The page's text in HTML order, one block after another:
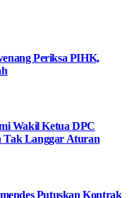
Periksa PIHK,
Wakil Ketua DPC
Tak Langgar Aturan
Putuskan Kontrak